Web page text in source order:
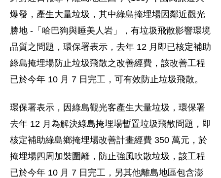
爆發，產生大量垃圾，其中綠島掩埋場因鄰近觀光
勝地 -「哈巴狗與睡美人岩」，有垃圾飛散影響環境
品質之問題，環保署表示，去年 12 月即已核定補助
綠島掩埋場防止垃圾飛散之改善經費，該改善工程
已於今年 10 月 7 日完工，可有效防止垃圾飛散。
環保署表示，因綠島觀光客產生大量垃圾，環保署
去年 12 月為解決綠島掩埋場暫置垃圾飛散問題，即
核定補助綠島鄉掩埋場改善計畫經費 350 萬元，於
掩埋場四周加裝圍籬，防止強風吹散垃圾，該工程
已於今年 10 月 7 日完工，另其他離島地區包含澎